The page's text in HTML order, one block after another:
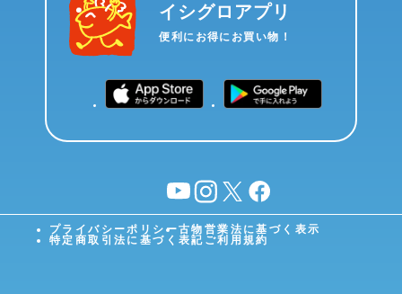
イシグロアプリ
便利にお得にお買い物！
YouTubeinstagram
X facebook
プライバシーポリシー古物営業法に基づく表示
特定商取引法に基づく表記 ご利用規約